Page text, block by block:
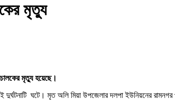
মৃত্যু
মৃত্যু হয়েছে।
ঘটে। মৃত অলি মিয়া উপজেলার দলপা ইউনিয়নের রামনগর